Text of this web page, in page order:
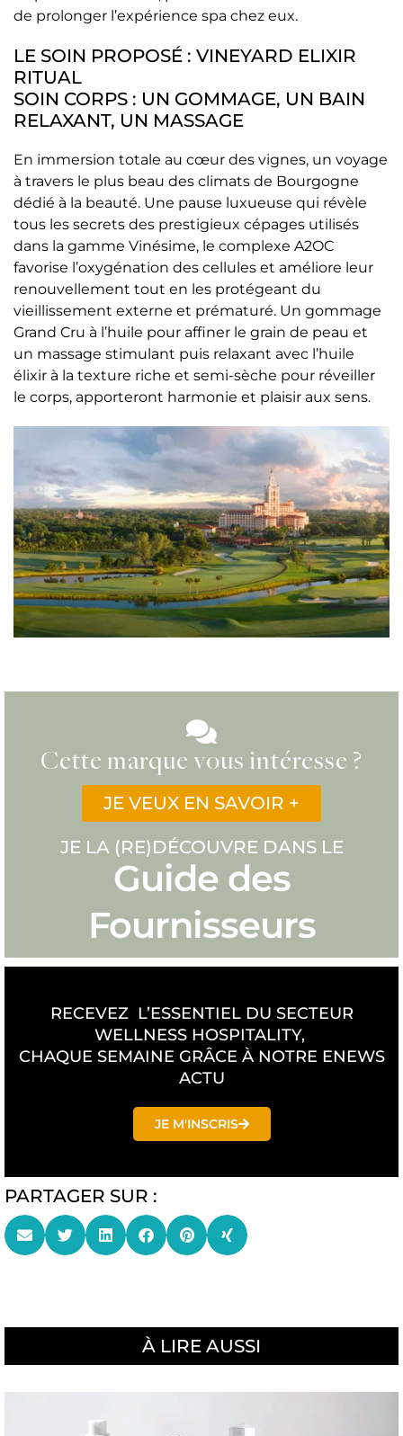
de prolonger l’expérience spa chez eux.
LE SOIN PROPOSÉ : VINEYARD ELIXIR
RITUAL
SOIN CORPS : UN GOMMAGE, UN BAIN
RELAXANT, UN MASSAGE
En immersion totale au cœur des vignes, un voyage
à travers le plus beau des climats de Bourgogne
dédié à la beauté. Une pause luxueuse qui révèle
tous les secrets des prestigieux cépages utilisés
dans la gamme Vinésime, le complexe A2OC
favorise l’oxygénation des cellules et améliore leur
renouvellement tout en les protégeant du
vieillissement externe et prématuré. Un gommage
Grand Cru à l’huile pour affiner le grain de peau et
un massage stimulant puis relaxant avec l’huile
élixir à la texture riche et semi-sèche pour réveiller
le corps, apporteront harmonie et plaisir aux sens.
Cette marque vous intéresse ?
JE VEUX EN SAVOIR +
JE LA (RE)DÉCOUVRE DANS LE
Guide des
Fournisseurs
RECEVEZ L’ESSENTIEL DU SECTEUR
WELLNESS HOSPITALITY,
CHAQUE SEMAINE GRÂCE À NOTRE ENEWS
ACTU
JE M'INSCRIS
PARTAGER SUR :
À LIRE AUSSI